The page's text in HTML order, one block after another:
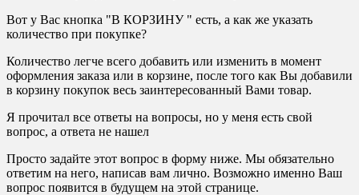
Вот у Вас кнопка "В КОРЗИНУ " есть, а как же указать
количество при покупке?
Количество легче всего добавить или изменить в момент
оформления заказа или в корзине, после того как Вы добавили
в корзину покупок весь заинтересованный Вами товар.
Я прочитал все ответы на вопросы, но у меня есть свой
вопрос, а ответа не нашел
Просто задайте этот вопрос в форму ниже. Мы обязательно
ответим на него, написав вам лично. Возможно именно Ваш
вопрос появится в будущем на этой странице.